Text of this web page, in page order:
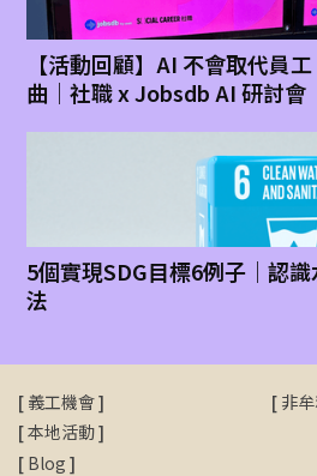
【活動回顧】AI 不會取代員
曲｜社職 x Jobsdb AI 研討會
5個實現SDG目標6例子｜認
法
[義工機會]
[本地活動]
[Blog ]
[ 非